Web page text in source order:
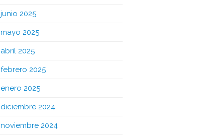
junio 2025
mayo 2025
abril 2025
febrero 2025
enero 2025
diciembre 2024
noviembre 2024